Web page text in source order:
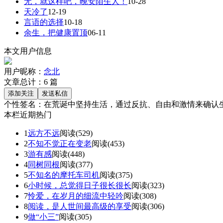
天冷了12-19
言语的选择10-18
余生，把健康置顶06-11
本文用户信息
用户昵称： 念北
文章总计： 6 篇
个性签名： 在荒诞中坚持生活，通过反抗、自由和激情来确认
本栏近期热门
1远方不远阅读(529)
2不知不觉正在变老阅读(453)
3游有感阅读(448)
4同树同根阅读(377)
5不知名的摩托车司机阅读(375)
6小时候，总觉得日子很长很长阅读(323)
7怜爱，在岁月的细流中轻吟阅读(308)
8阅读，是人世间最高级的享受阅读(306)
9做“小三”阅读(305)